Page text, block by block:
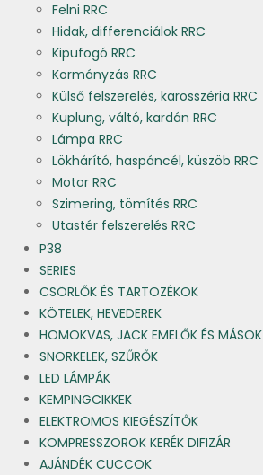
Felni RRC
Hidak, differenciálok RRC
Kipufogó RRC
Kormányzás RRC
Külső felszerelés, karosszéria RRC
Kuplung, váltó, kardán RRC
Lámpa RRC
Lökhárító, haspáncél, küszöb RRC
Motor RRC
Szimering, tömítés RRC
Utastér felszerelés RRC
P38
SERIES
CSÖRLŐK ÉS TARTOZÉKOK
KÖTELEK, HEVEDEREK
HOMOKVAS, JACK EMELŐK ÉS MÁSOK
SNORKELEK, SZŰRŐK
LED LÁMPÁK
KEMPINGCIKKEK
ELEKTROMOS KIEGÉSZÍTŐK
KOMPRESSZOROK KERÉK DIFIZÁR
AJÁNDÉK CUCCOK